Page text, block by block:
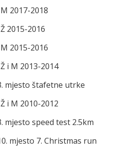
2017-2018
2015-2016
2015-2016
i M 2013-2014
mjesto štafetne utrke
i M 2010-2012
mjesto speed test 2.5km
mjesto 7. Christmas run